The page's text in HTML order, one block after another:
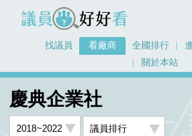
議員好好看
找議員 看廠商 全國排行
關於本站
慶典企業社